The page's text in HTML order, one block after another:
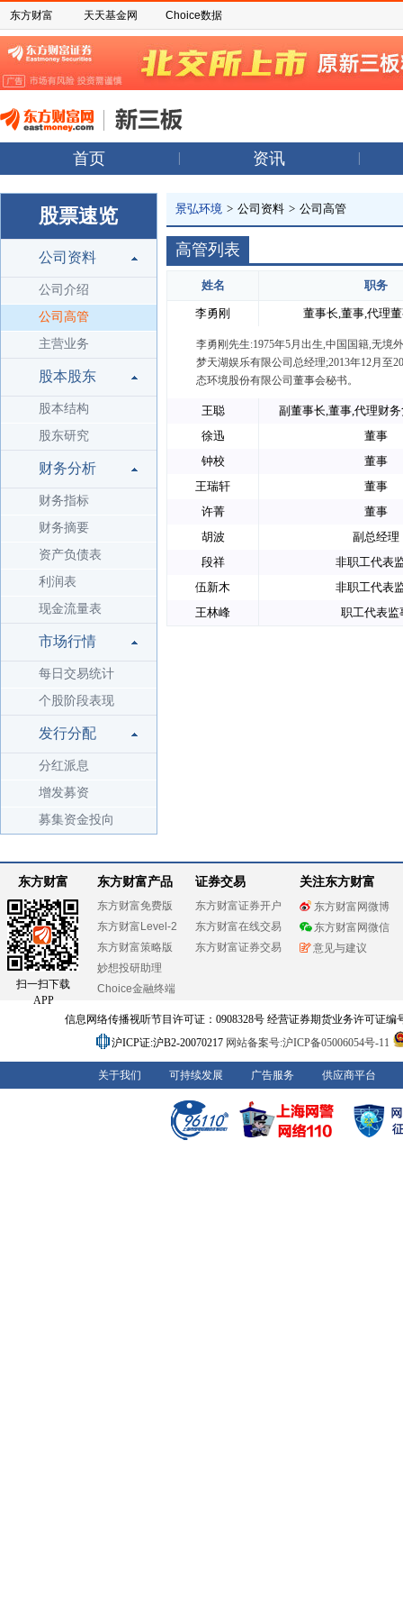
东方财富 天天基金网 Choice数据
首页 资讯
股票速览
公司资料
公司介绍
公司高管
主营业务
股本股东
股本结构
股东研究
财务分析
财务指标
财务摘要
资产负债表
利润表
现金流量表
市场行情
每日交易统计
个股阶段表现
发行分配
分红派息
增发募资
募集资金投向
景弘环境 > 公司资料 > 公司高管
高管列表
姓名 职务
李勇刚 董事长,董事,代理
李勇刚先生:1975年5月出生,中国国籍,无境
梦天湖娱乐有限公司总经理;2013年12月至
态环境股份有限公司董事会秘书。
王聪
副董事长,董事,代理财
徐迅
董事
钟校
董事
王瑞轩
董事
许菁
董事
胡波
副总经理
段祥
非职工代表
伍新木
非职工代表
王林峰
职工代表监
东方财富
扫一扫下载
APP
东方财富产品
东方财富免费版
东方财富Level-2
东方财富策略版
妙想投研助理
Choice金融终端
证券交易
东方财富证券开户
东方财富在线交易
东方财富证券交易
关注东方财富
东方财富网微博
东方财富网微信
意见与建议
信息网络传播视听节目许可证：0908328号 经营证券期货业务许可证编
沪ICP证:沪B2-20070217 网站备案号:沪ICP备05006054号-11
关于我们 可持续发展 广告服务 供应商平台